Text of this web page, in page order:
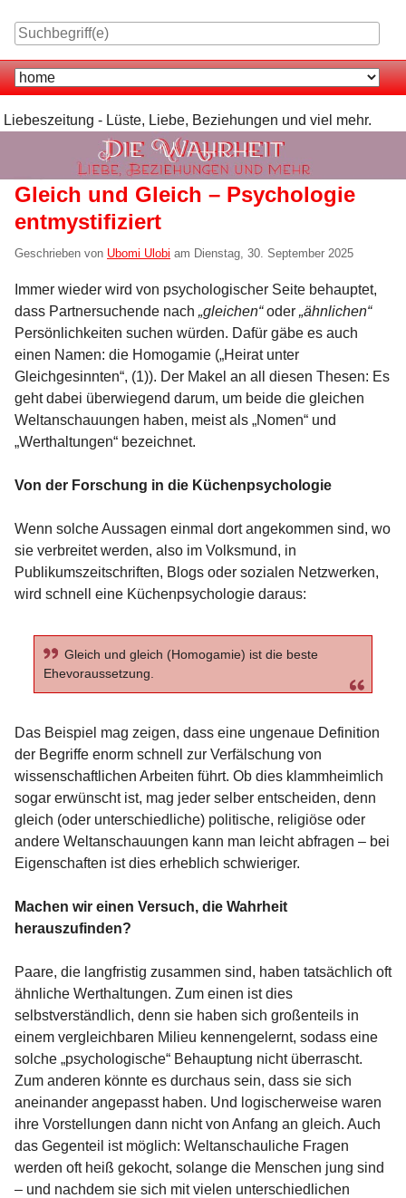
Navigation
Liebeszeitung - Lüste, Liebe, Beziehungen und viel mehr.
Gleich und Gleich – Psychologie
entmystifiziert
Geschrieben von Ubomi Ulobi am Dienstag, 30. September 2025
Immer wieder wird von psychologischer Seite behauptet,
dass Partnersuchende nach „gleichen“oder „ähnlichen“
Persönlichkeiten suchen würden. Dafür gäbe es auch
einen Namen: die Homogamie („Heirat unter
Gleichgesinnten“, (1)). Der Makel an all diesen Thesen: Es
geht dabei überwiegend darum, um beide die gleichen
Weltanschauungen haben, meist als „Nomen“ und
„Werthaltungen“ bezeichnet.
Von der Forschung in die Küchenpsychologie
Wenn solche Aussagen einmal dort angekommen sind, wo
sie verbreitet werden, also im Volksmund, in
Publikumszeitschriften, Blogs oder sozialen Netzwerken,
wird schnell eine Küchenpsychologie daraus:
Gleich und gleich (Homogamie) ist die beste
Ehevoraussetzung.
Das Beispiel mag zeigen, dass eine ungenaue Definition
der Begriffe enorm schnell zur Verfälschung von
wissenschaftlichen Arbeiten führt. Ob dies klammheimlich
sogar erwünscht ist, mag jeder selber entscheiden, denn
gleich (oder unterschiedliche) politische, religiöse oder
andere Weltanschauungen kann man leicht abfragen – bei
Eigenschaften ist dies erheblich schwieriger.
Machen wir einen Versuch, die Wahrheit
herauszufinden?
Paare, die langfristig zusammen sind, haben tatsächlich oft
ähnliche Werthaltungen. Zum einen ist dies
selbstverständlich, denn sie haben sich großenteils in
einem vergleichbaren Milieu kennengelernt, sodass eine
solche „psychologische“ Behauptung nicht überrascht.
Zum anderen könnte es durchaus sein, dass sie sich
aneinander angepasst haben. Und logischerweise waren
ihre Vorstellungen dann nicht von Anfang an gleich. Auch
das Gegenteil ist möglich: Weltanschauliche Fragen
werden oft heiß gekocht, solange die Menschen jung sind
– und nachdem sie sich mit vielen unterschiedlichen